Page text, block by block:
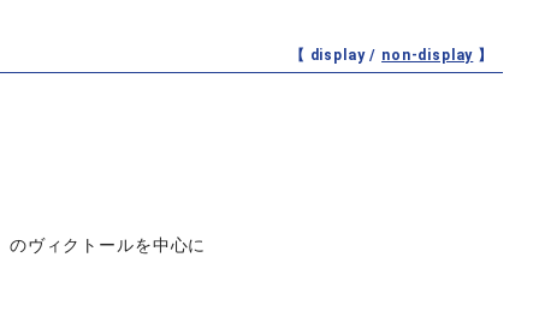
【 display / non-display 】
ヴィクトールを中心に